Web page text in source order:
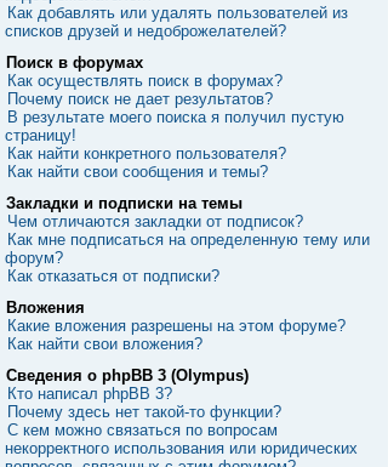
Как добавлять или удалять пользователей из
списков друзей и недоброжелателей?
Поиск в форумах
Как осуществлять поиск в форумах?
Почему поиск не дает результатов?
В результате моего поиска я получил пустую
страницу!
Как найти конкретного пользователя?
Как найти свои сообщения и темы?
Закладки и подписки на темы
Чем отличаются закладки от подписок?
Как мне подписаться на определенную тему или
форум?
Как отказаться от подписки?
Вложения
Какие вложения разрешены на этом форуме?
Как найти свои вложения?
Сведения о phpBB 3 (Olympus)
Кто написал phpBB 3?
Почему здесь нет такой-то функции?
С кем можно связаться по вопросам
некорректного использования или юридических